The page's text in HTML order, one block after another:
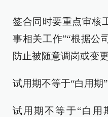
签合同时要重点审核
事相关工作”“根据公
防止被随意调岗或变
试用期不等于“白用期”
试用期不等于“白用